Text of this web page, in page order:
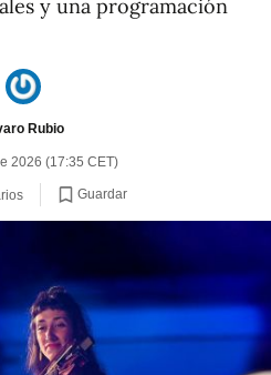
y una programación
Rubio
2026 (17:35 CET)
Guardar